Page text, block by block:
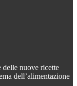
delle nuove ricette
dell’alimentazione